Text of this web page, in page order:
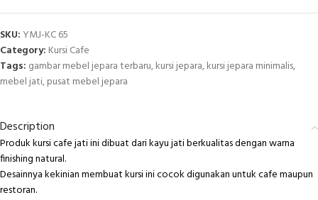
SKU: YMJ-KC 65
Category: Kursi Cafe
Tags: gambar mebel jepara terbaru,kursi jepara,kursi jepara minimalis,
mebel jati,pusat mebel jepara
Description
Produk kursi cafe jati ini dibuat dari kayu jati berkualitas dengan warna
finishing natural.
Desainnya kekinian membuat kursi ini cocok digunakan untuk cafe maupun
restoran.